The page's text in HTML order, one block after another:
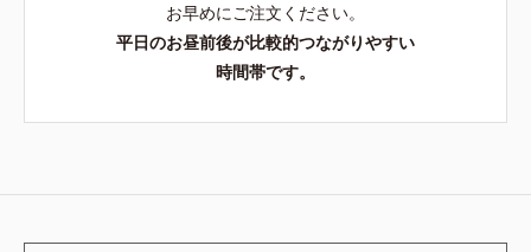
お早めにご注文ください。
平日のお昼前後が比較的つながりやすい
時間帯です。